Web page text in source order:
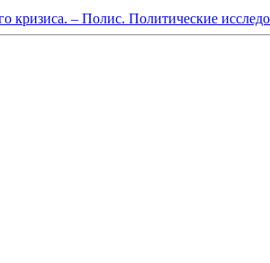
кризиса. – Полис. Политические